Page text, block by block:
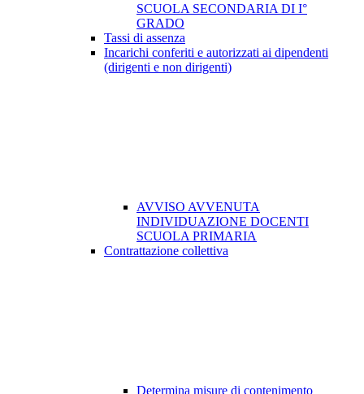
SCUOLA SECONDARIA DI I°
GRADO
Tassi di assenza
Incarichi conferiti e autorizzati ai dipendenti
(dirigenti e non dirigenti)
AVVISO AVVENUTA
INDIVIDUAZIONE DOCENTI
SCUOLA PRIMARIA
Contrattazione collettiva
Determina misure di contenimento